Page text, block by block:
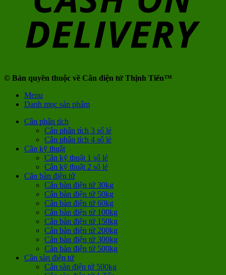
© Bản quyền thuộc về Cân điện tử Thịnh Tiến™
Menu
Danh mục sản phẩm
Cân phân tích
Cân phân tích 3 số lẻ
Cân phân tích 4 số lẻ
Cân kỹ thuật
Cân kỹ thuật 1 số lẻ
Cân kỹ thuật 2 số lẻ
Cân bàn điện tử
Cân bàn điện tử 30kg
Cân bàn điện tử 50kg
Cân bàn điện tử 60kg
Cân bàn điện tử 100kg
Cân bàn điện tử 150kg
Cân bàn điện tử 200kg
Cân bàn điện tử 300kg
Cân bàn điện tử 500kg
Cân sàn điện tử
Cân sàn điện tử 500kg